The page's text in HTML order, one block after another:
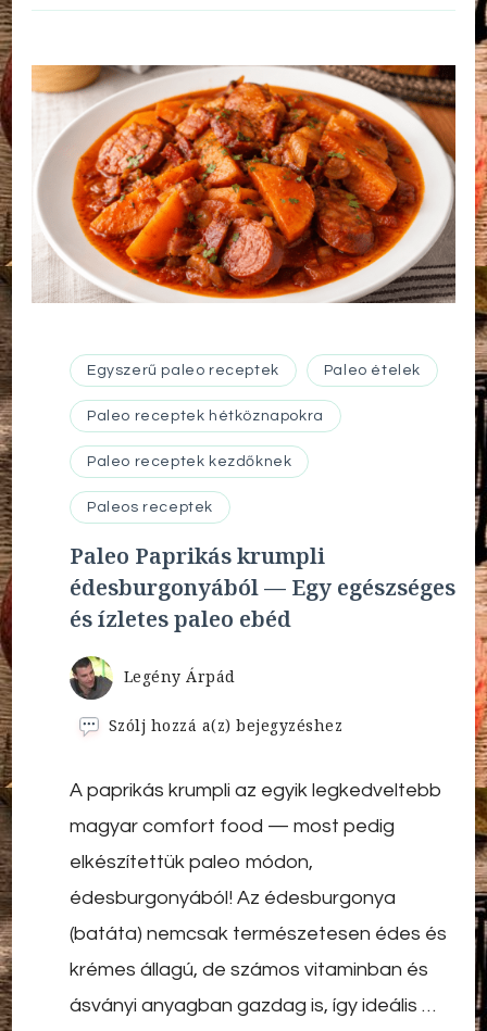
Egyszerű paleo receptek Paleo ételek
Paleo receptek hétköznapokra
Paleo receptek kezdőknek
Paleos receptek
Paleo Paprikás krumpli
édesburgonyából — Egy egészséges
és ízletes paleo ebéd
Legény Árpád
Szólj hozzá a(z)Paleo
édesburgonyából
Egy
egészséges
ízletes
paleo
bejegyzéshez
A paprikás krumpli az egyik legkedveltebb
magyar comfort food — most pedig
elkészítettük paleo módon,
édesburgonyából! Az édesburgonya
(batáta) nemcsak természetesen édes és
krémes állagú, de számos vitaminban és
ásványi anyagban gazdag is, így ideális …